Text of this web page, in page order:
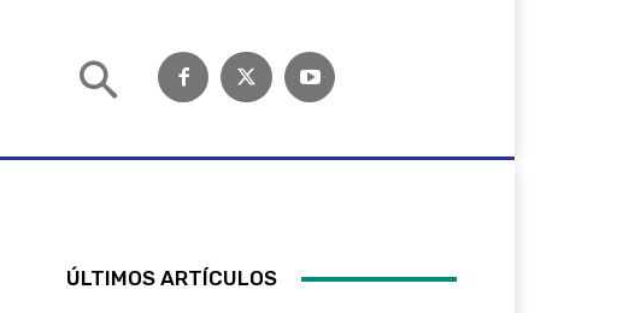
ÚLTIMOS ARTÍCULOS